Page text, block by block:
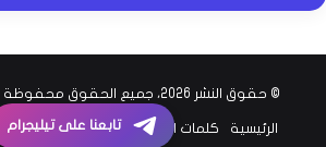
© حقوق النشر 2026، جميع الحقوق محفوظة |
الرئيسية كلمات اغاني اخبار الفن اخبار الرياضة
تابعنا على تيليجرام